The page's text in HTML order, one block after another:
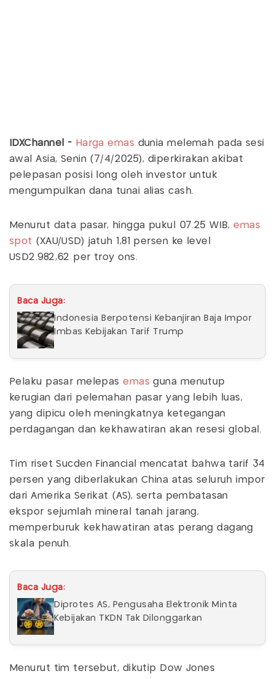
IDXChannel - Harga emas dunia melemah pada sesi
awal Asia, Senin (7/4/2025), diperkirakan akibat
pelepasan posisi long oleh investor untuk
mengumpulkan dana tunai alias cash.
Menurut data pasar, hingga pukul 07.25 WIB,emas
spot (XAU/USD) jatuh 1,81 persen ke level
USD2.982,62 per troy ons.
Baca Juga:
Indonesia Berpotensi Kebanjiran Baja Impor
Imbas Kebijakan Tarif Trump
Pelaku pasar melepasemas guna menutup
kerugian dari pelemahan pasar yang lebih luas,
yang dipicu oleh meningkatnya ketegangan
perdagangan dan kekhawatiran akan resesi global.
Tim riset Sucden Financial mencatat bahwa tarif 34
persen yang diberlakukan China atas seluruh impor
dari Amerika Serikat (AS), serta pembatasan
ekspor sejumlah mineral tanah jarang,
memperburuk kekhawatiran atas perang dagang
skala penuh.
Baca Juga:
Diprotes AS, Pengusaha Elektronik Minta
Kebijakan TKDN Tak Dilonggarkan
Menurut tim tersebut, dikutip Dow Jones